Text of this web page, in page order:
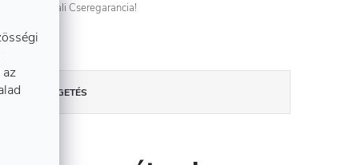
Azonnali Cseregarancia!
BESZÉLGETÉS